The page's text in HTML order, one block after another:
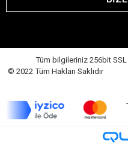
Tüm bilgileriniz 256bit
© 2022 Tüm Hakları Saklıdır